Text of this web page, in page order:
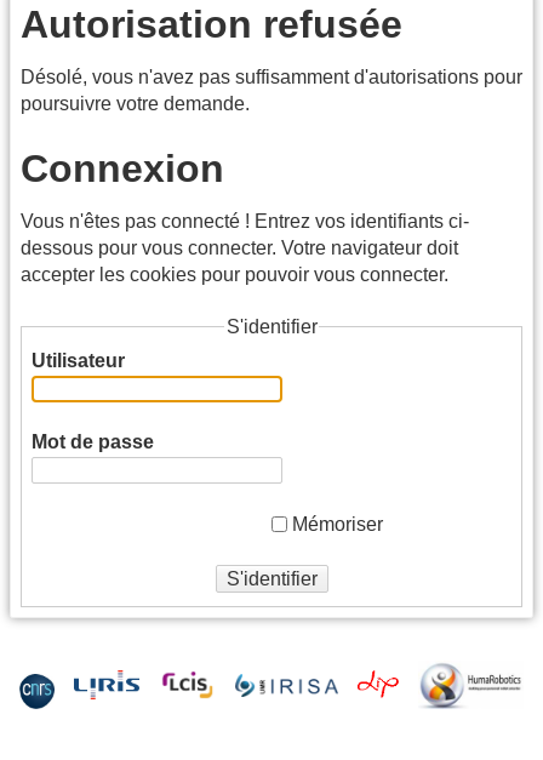
Autorisation refusée
Désolé, vous n'avez pas suffisamment d'autorisations pour
poursuivre votre demande.
Connexion
Vous n'êtes pas connecté ! Entrez vos identifiants ci-
dessous pour vous connecter. Votre navigateur doit
accepter les cookies pour pouvoir vous connecter.
S'identifier
Utilisateur
Mot de passe
Mémoriser
S'identifier